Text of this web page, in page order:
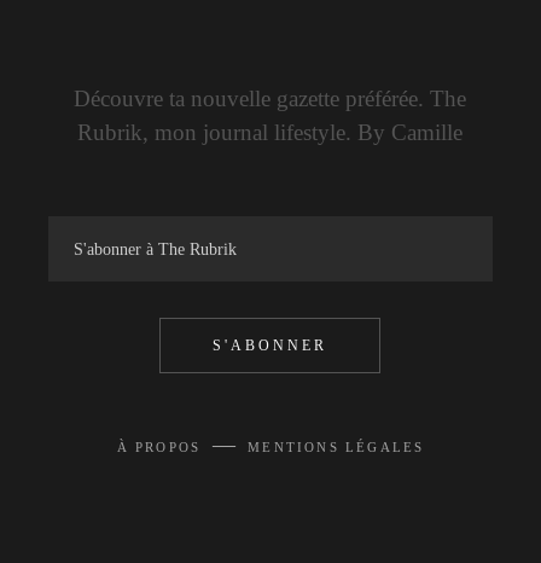
Découvre ta nouvelle gazette préférée. The
Rubrik, mon journal lifestyle. By Camille
S'ABONNER
À PROPOS — MENTIONS LÉGALES